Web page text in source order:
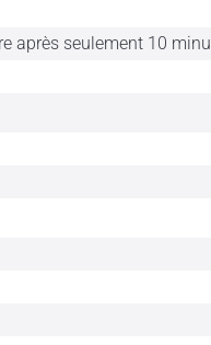
après seulement 10